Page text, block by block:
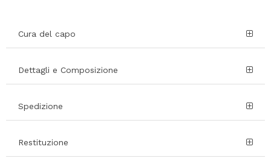
Cura del capo
Dettagli e Composizione
Spedizione
Restituzione